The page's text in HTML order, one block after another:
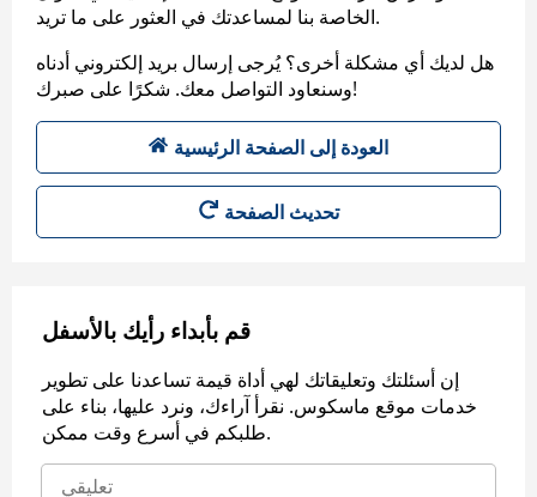
الخاصة بنا لمساعدتك في العثور على ما تريد.
هل لديك أي مشكلة أخرى؟ يُرجى إرسال بريد إلكتروني أدناه
وسنعاود التواصل معك. شكرًا على صبرك!
العودة إلى الصفحة الرئيسية
تحديث الصفحة
قم بأبداء رأيك بالأسفل
إن أسئلتك وتعليقاتك لهي أداة قيمة تساعدنا على تطوير
خدمات موقع ماسكوس. نقرأ آراءك، ونرد عليها، بناء على
طلبكم في أسرع وقت ممكن.